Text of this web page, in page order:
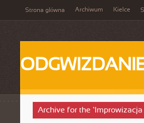
Strona główna Archiwum Kielce
Archive for the